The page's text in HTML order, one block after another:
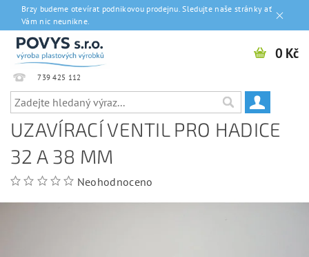
Brzy budeme otevírat podnikovou prodejnu. Sledujte naše stránky ať
Vám nic neunikne.
739 425 112
0 Kč
UZAVÍRACÍ VENTIL PRO HADICE
32 A 38 MM
Neohodnoceno